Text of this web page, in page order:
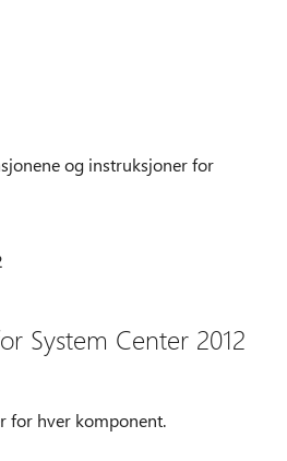
og instruksjoner for
System Center 2012
for hver komponent.